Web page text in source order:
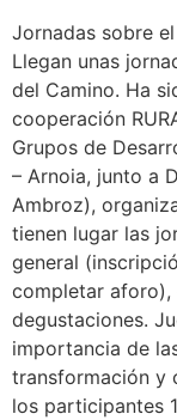
Jornadas sobre
Llegan unas
del Camino. Ha
cooperación
Grupos de
– Arnoia, junto a
Ambroz),
tienen lugar las
general
completar aforo),
degustaciones.
importancia de
transformación y
los participantes